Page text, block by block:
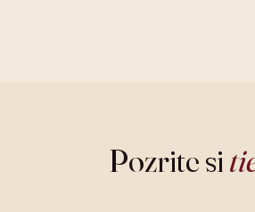
Pozrite si